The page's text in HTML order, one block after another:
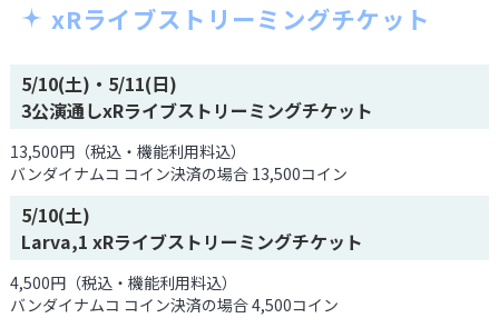
xRライブストリーミングチケット
5/10(土)・5/11(日)
3公演通しxRライブストリーミングチケット
13,500円（税込・機能利用料込）
バンダイナムコ コイン決済の場合 13,500コイン
5/10(土)
Larva,1 xRライブストリーミングチケット
4,500円（税込・機能利用料込）
バンダイナムコ コイン決済の場合 4,500コイン